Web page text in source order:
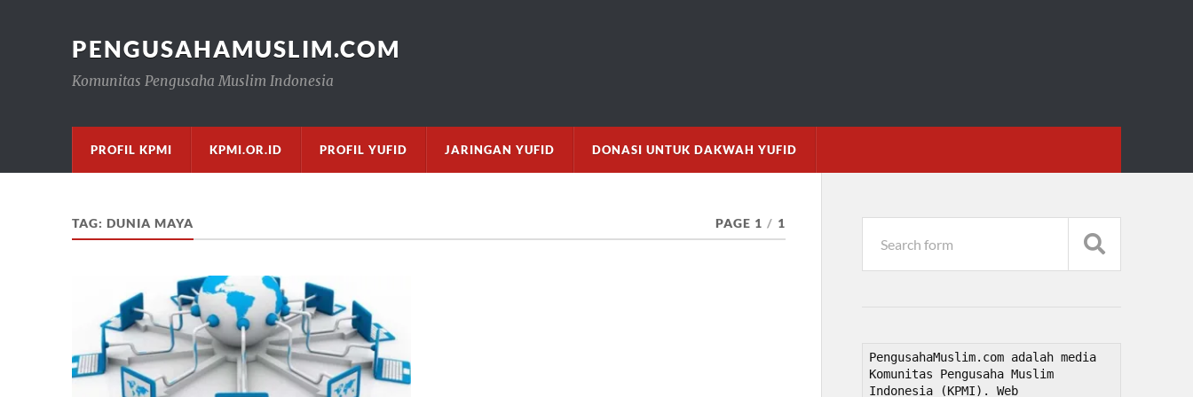
PENGUSAHAMUSLIM.COM
Komunitas Pengusaha Muslim Indonesia
PROFIL KPMI KPMI.OR.ID PROFIL YUFID JARINGAN YUFID DONASI UNTUK DAKWAH YUFID
TAG: DUNIA MAYA PAGE 1 / 1
PengusahaMuslim.com adalah media
Komunitas Pengusaha Muslim
Indonesia (KPMI). Web